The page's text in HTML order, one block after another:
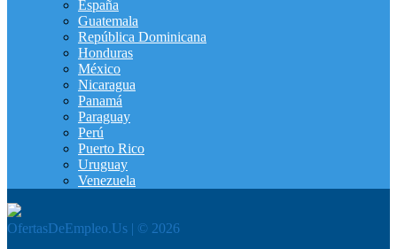
España
Guatemala
República Dominicana
Honduras
México
Nicaragua
Panamá
Paraguay
Perú
Puerto Rico
Uruguay
Venezuela
OfertasDeEmpleo.Us | © 2026